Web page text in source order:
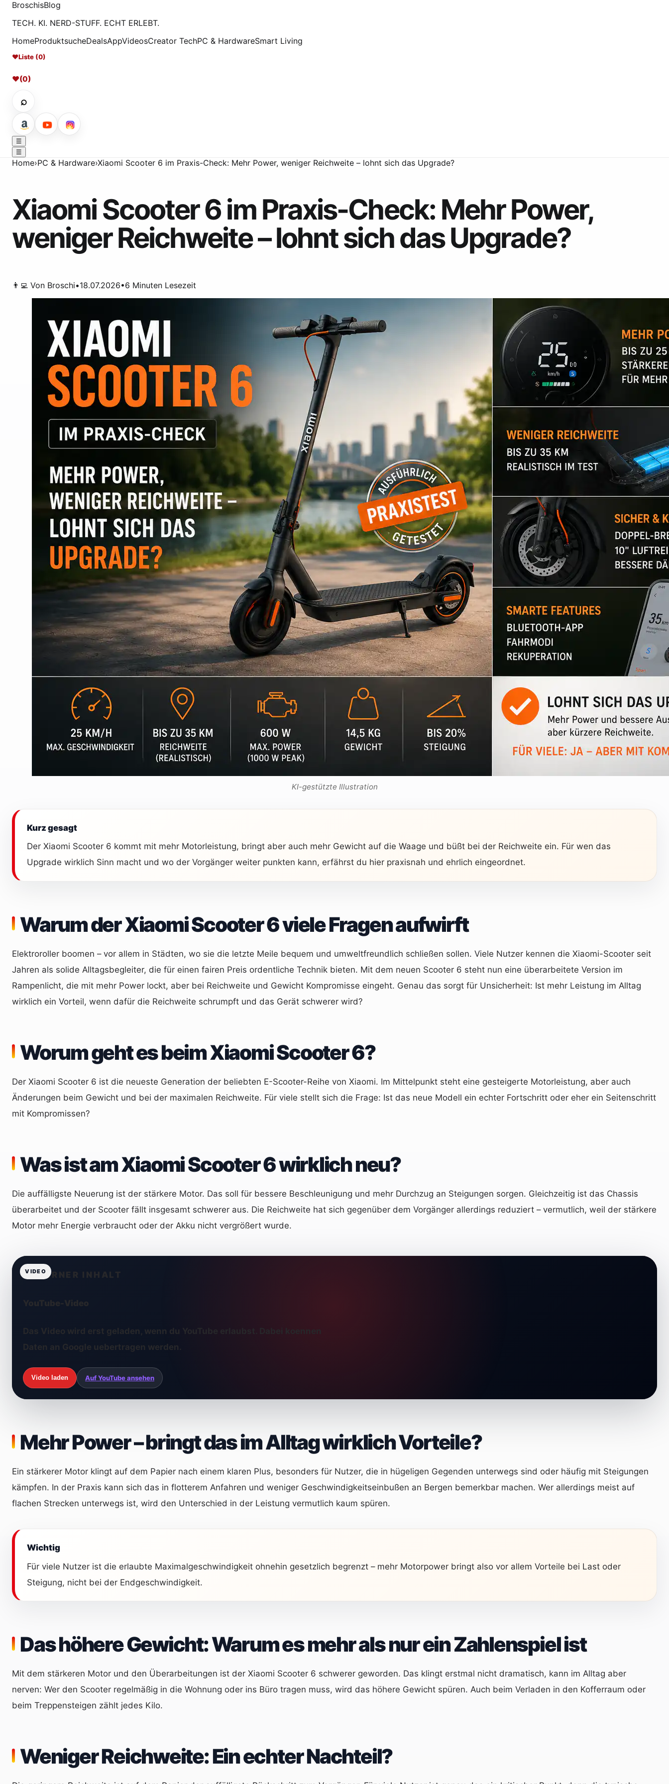
BroschisBlog
TECH. KI. NERD-STUFF. ECHT ERLEBT.
HomeProduktsucheDealsAppVideosCreator TechPC & HardwareSmart Living
♥Liste (0)
♥(0)
⌕
☰
☰
Home›PC & Hardware›Xiaomi Scooter 6 im Praxis-Check: Mehr Power, weniger Reichweite – lohnt sich das Upgrade?
Xiaomi Scooter 6 im Praxis-Check: Mehr Power,
weniger Reichweite – lohnt sich das Upgrade?
👨‍💻 Von Broschi•18.07.2026•6 Minuten Lesezeit
KI-gestützte Illustration
Kurz gesagt
Der Xiaomi Scooter 6 kommt mit mehr Motorleistung, bringt aber auch mehr Gewicht auf die Waage und büßt bei der Reichweite ein. Für wen das
Upgrade wirklich Sinn macht und wo der Vorgänger weiter punkten kann, erfährst du hier praxisnah und ehrlich eingeordnet.
Warum der Xiaomi Scooter 6 viele Fragen aufwirft
Elektroroller boomen – vor allem in Städten, wo sie die letzte Meile bequem und umweltfreundlich schließen sollen. Viele Nutzer kennen die Xiaomi-Scooter seit
Jahren als solide Alltagsbegleiter, die für einen fairen Preis ordentliche Technik bieten. Mit dem neuen Scooter 6 steht nun eine überarbeitete Version im
Rampenlicht, die mit mehr Power lockt, aber bei Reichweite und Gewicht Kompromisse eingeht. Genau das sorgt für Unsicherheit: Ist mehr Leistung im Alltag
wirklich ein Vorteil, wenn dafür die Reichweite schrumpft und das Gerät schwerer wird?
Worum geht es beim Xiaomi Scooter 6?
Der Xiaomi Scooter 6 ist die neueste Generation der beliebten E-Scooter-Reihe von Xiaomi. Im Mittelpunkt steht eine gesteigerte Motorleistung, aber auch
Änderungen beim Gewicht und bei der maximalen Reichweite. Für viele stellt sich die Frage: Ist das neue Modell ein echter Fortschritt oder eher ein Seitenschritt
mit Kompromissen?
Was ist am Xiaomi Scooter 6 wirklich neu?
Die auffälligste Neuerung ist der stärkere Motor. Das soll für bessere Beschleunigung und mehr Durchzug an Steigungen sorgen. Gleichzeitig ist das Chassis
überarbeitet und der Scooter fällt insgesamt schwerer aus. Die Reichweite hat sich gegenüber dem Vorgänger allerdings reduziert – vermutlich, weil der stärkere
Motor mehr Energie verbraucht oder der Akku nicht vergrößert wurde.
EXTERNER INHALT
YouTube-Video
Das Video wird erst geladen, wenn du YouTube erlaubst. Dabei koennen
Daten an Google uebertragen werden.
Video laden Auf YouTube ansehen
Mehr Power – bringt das im Alltag wirklich Vorteile?
Ein stärkerer Motor klingt auf dem Papier nach einem klaren Plus, besonders für Nutzer, die in hügeligen Gegenden unterwegs sind oder häufig mit Steigungen
kämpfen. In der Praxis kann sich das in flotterem Anfahren und weniger Geschwindigkeitseinbußen an Bergen bemerkbar machen. Wer allerdings meist auf
flachen Strecken unterwegs ist, wird den Unterschied in der Leistung vermutlich kaum spüren.
Wichtig
Für viele Nutzer ist die erlaubte Maximalgeschwindigkeit ohnehin gesetzlich begrenzt – mehr Motorpower bringt also vor allem Vorteile bei Last oder
Steigung, nicht bei der Endgeschwindigkeit.
Das höhere Gewicht: Warum es mehr als nur ein Zahlenspiel ist
Mit dem stärkeren Motor und den Überarbeitungen ist der Xiaomi Scooter 6 schwerer geworden. Das klingt erstmal nicht dramatisch, kann im Alltag aber
nerven: Wer den Scooter regelmäßig in die Wohnung oder ins Büro tragen muss, wird das höhere Gewicht spüren. Auch beim Verladen in den Kofferraum oder
beim Treppensteigen zählt jedes Kilo.
Weniger Reichweite: Ein echter Nachteil?